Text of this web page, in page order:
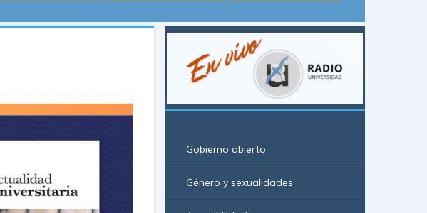
Gobierno abierto
Género y sexualidades